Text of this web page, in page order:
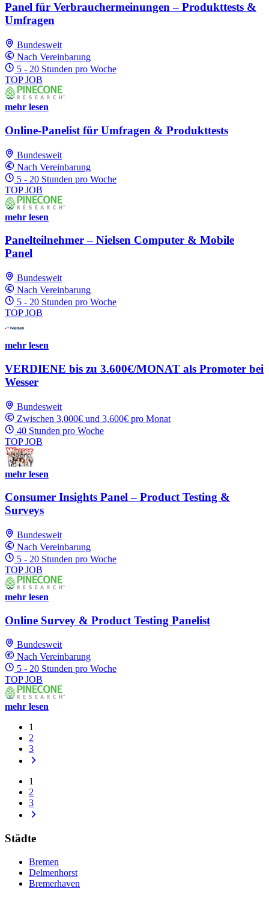
Panel für Verbrauchermeinungen – Produkttests &
Umfragen
Bundesweit
Nach Vereinbarung
5 - 20 Stunden pro Woche
TOP JOB
mehr lesen
Online-Panelist für Umfragen & Produkttests
Bundesweit
Nach Vereinbarung
5 - 20 Stunden pro Woche
TOP JOB
mehr lesen
Panelteilnehmer – Nielsen Computer & Mobile
Panel
Bundesweit
Nach Vereinbarung
5 - 20 Stunden pro Woche
TOP JOB
mehr lesen
VERDIENE bis zu 3.600€/MONAT als Promoter bei
Wesser
Bundesweit
Zwischen 3,000€ und 3,600€ pro Monat
40 Stunden pro Woche
TOP JOB
mehr lesen
Consumer Insights Panel – Product Testing &
Surveys
Bundesweit
Nach Vereinbarung
5 - 20 Stunden pro Woche
TOP JOB
mehr lesen
Online Survey & Product Testing Panelist
Bundesweit
Nach Vereinbarung
5 - 20 Stunden pro Woche
TOP JOB
mehr lesen
1
2
3
1
2
3
Städte
Bremen
Delmenhorst
Bremerhaven